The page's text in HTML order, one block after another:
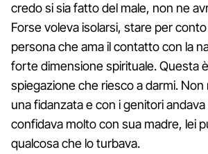
credo si sia fatto del male, non ne
Forse voleva isolarsi, stare per
persona che ama il contatto con la
forte dimensione spirituale. Questa
spiegazione che riesco a darmi. Non
una fidanzata e con i genitori
confidava molto con sua madre, lei
qualcosa che lo turbava.